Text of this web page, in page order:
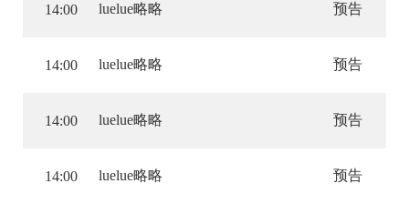
14:00 luelue略略 预告
14:00 luelue略略 预告
14:00 luelue略略 预告
14:00 luelue略略 预告